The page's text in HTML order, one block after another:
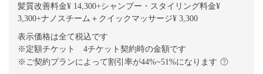
髪質改善料金¥ 14,300+シャンプー・スタイリング料金¥
3,300+ナノスチーム＋クイックマッサージ¥ 3,300
表示価格は全て税込です
※定額チケット 4チケット契約時の金額です
※ご契約プランによって割引率が44%~51%になります